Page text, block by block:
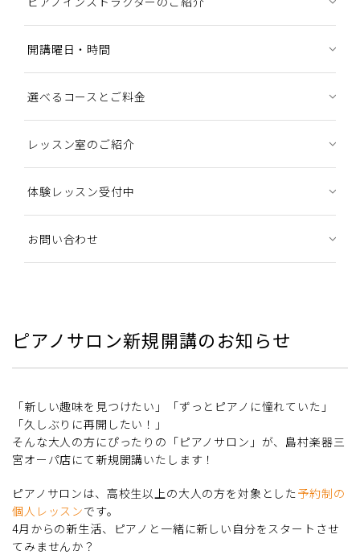
開講曜日・時間
選べるコースとご料金
レッスン室のご紹介
体験レッスン受付中
お問い合わせ
ピアノサロン新規開講のお知らせ
「新しい趣味を見つけたい」「ずっとピアノに憧れていた」
「久しぶりに再開したい！」
そんな大人の方にぴったりの「ピアノサロン」が、島村楽器三
宮オーパ店にて新規開講いたします！
ピアノサロンは、高校生以上の大人の方を対象とした予約制の
個人レッスンです。
4月からの新生活、ピアノと一緒に新しい自分をスタートさせ
てみませんか？